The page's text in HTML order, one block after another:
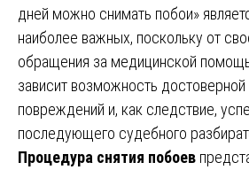
дней можно снимать побои»
наиболее важных, поскольку от
обращения за медицинской
зависит возможность
повреждений и, как следствие,
последующего судебного
Процедура снятия побоев